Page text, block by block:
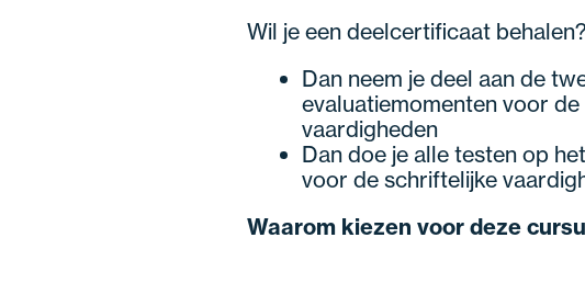
Wil je een deelcertificaat behalen?
Dan neem je deel aan de
evaluatiemomenten voor
vaardigheden
Dan doe je alle testen op
voor de schriftelijke
Waarom kiezen voor deze